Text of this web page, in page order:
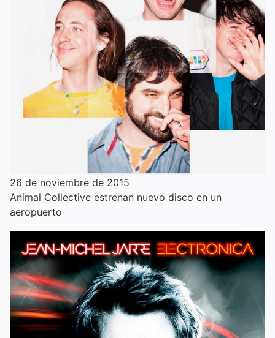
26 de noviembre de 2015
Animal Collective estrenan nuevo disco en un
aeropuerto